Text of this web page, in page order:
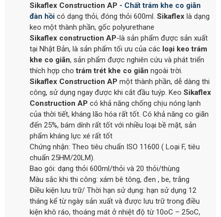
Sikaflex Construction AP - Chất trám khe co giãn
đàn hồi có dạng thỏi, đóng thỏi 600ml. Sikaflex là dạng
keo một thành phần, gốc polyurethane
Sikaflex construction AP-là sản phẩm được sản xuất
tại Nhật Bản, là sản phẩm tối ưu của các loại keo trám
khe co giãn, sản phẩm được nghiên cứu và phát triển
thích hợp chotrám trét khe co giãn ngoài trời.
Sikaflex Construction AP một thành phần, dễ dàng thi
công, sử dụng ngay được khi cắt đầu tuýp. Keo Sikaflex
Construction AP có khả năng chống chịu nóng lạnh
của thời tiết, kháng lão hóa rất tốt. Có khả năng co giãn
đến 25%, bám dính rất tốt với nhiều loại bề mặt, sản
phẩm kháng lực xé rất tốt
Chứng nhận: Theo tiêu chuẩn ISO 11600 ( Loại F, tiêu
chuẩn 25HM/20LM).
Bao gói: dạng thỏi 600ml/thỏi và 20 thỏi/thùng
Màu sắc khi thi công: xám bê tông, đen , be, trắng
Điều kiện lưu trữ/ Thời hạn sử dụng: hạn sử dụng 12
tháng kể từ ngày sản xuất và được lưu trữ trong điều
kiện khô ráo, thoáng mát ở nhiệt độ từ 10oC – 25oC,